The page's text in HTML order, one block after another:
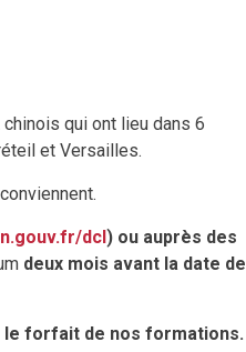
qui ont lieu dans 6
et Versailles.
dcl) ou auprès des
deux mois avant la date de
forfait de nos formations.